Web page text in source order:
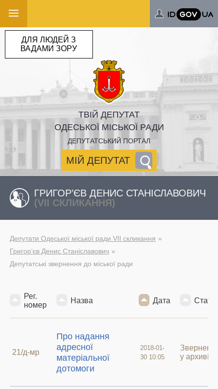
ТВІЙ ДЕПУТАТ
ОДЕСЬКОЇ МІСЬКОЇ РАДИ
ДЕПУТАТСЬКИЙ ПОРТАЛ
МІЙ ДЕПУТАТ
ДЛЯ ЛЮДЕЙ З
ВАДАМИ ЗОРУ
ГРИГОР’ЄВ ДЕНИС СТАНІСЛАВОВИЧ
(VII СКЛИКАННЯ)
Депутати Одеської міської ради VII скликання
Григор’єв Денис Станіславович
Депутатські звернення до міської ради
Рег.
номер
Назва Дата
21/д-мр
Про надання
адресної
матеріальної
дотомоги
2018-01-
30 10:05
у архиві